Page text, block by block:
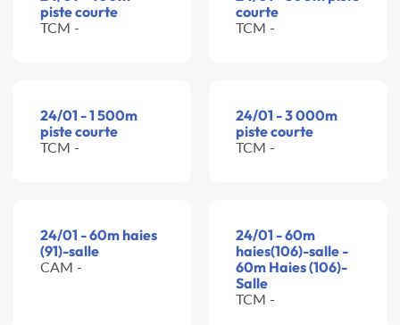
piste courte
TCM -
courte
TCM -
24/01 - 1 500m
piste courte
TCM -
24/01 - 3 000m
piste courte
TCM -
24/01 - 60m haies
(91)-salle
CAM -
24/01 - 60m
haies(106)-salle -
60m Haies (106)-
Salle
TCM -